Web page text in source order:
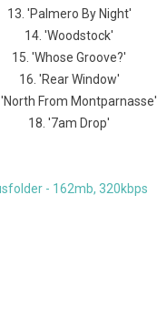
13. 'Palmero By Night'
14. 'Woodstock'
15. 'Whose Groove?'
16. 'Rear Window'
'North From Montparnasse'
18. '7am Drop'
- 162mb, 320kbps